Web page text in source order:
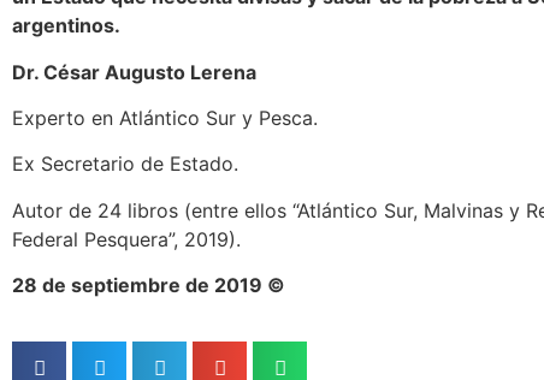
argentinos.
Dr. César Augusto Lerena
Experto en Atlántico Sur y Pesca.
Ex Secretario de Estado.
Autor de 24 libros (entre ellos “Atlántico Sur, Malvinas y
Federal Pesquera”, 2019).
28 de septiembre de 2019 ©